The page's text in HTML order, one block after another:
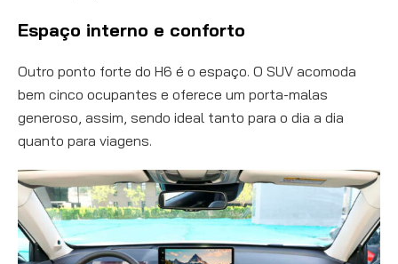
Espaço interno e conforto
Outro ponto forte do H6 é o espaço. O SUV acomoda
bem cinco ocupantes e oferece um porta-malas
generoso, assim, sendo ideal tanto para o dia a dia
quanto para viagens.